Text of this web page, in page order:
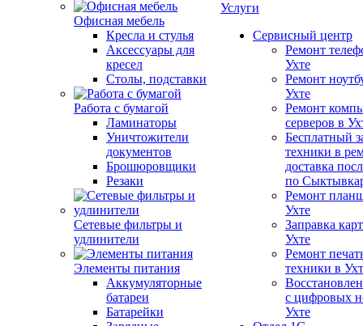
Офисная мебель
Кресла и стулья
Аксессуары для
кресел
Столы, подставки
Работа с бумагой
Ламинаторы
Уничтожители
документов
Брошюровщики
Резаки
Сетевые фильтры и
удлинители
Элементы питания
Аккумуляторные
батареи
Батарейки
Услуги
Сервисный центр
Ремонт
Ухте
Ремонт
Ухте
Ремонт
серверов в
Бесплатный
техники в
доставка
по
Ремонт
Ухте
Заправка
Ухте
Ремонт
техники в
с цифровых
Ухте